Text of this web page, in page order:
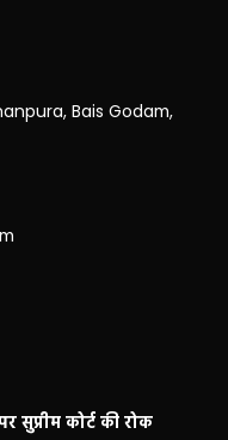
Bais Godam,
सुप्रीम कोर्ट की रोक